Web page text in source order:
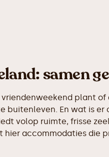
samen
plant
buitenleven. En wat is
volop ruimte, frisse
hier accommodaties die